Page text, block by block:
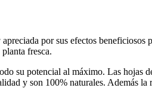
por sus efectos
fresca.
su potencial al máximo. Las
y son 100% naturales. Además